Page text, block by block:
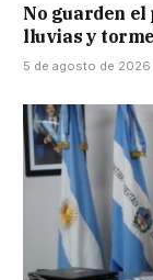
No guarden
lluvias y
5 de agosto de 2026